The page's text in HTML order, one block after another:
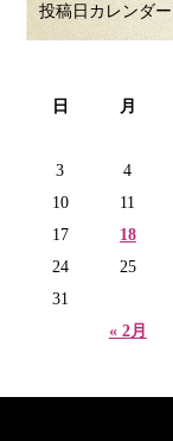
投稿日カレンダー
日 月
« 2月
3
4
10
11
17
18
24
25
31